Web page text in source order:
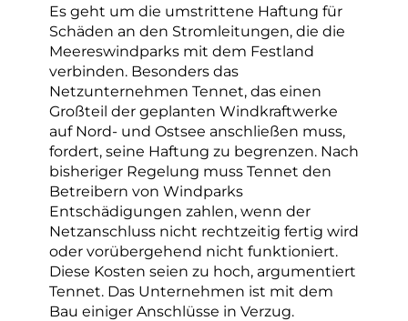
Es geht um die umstrittene Haftung für
Schäden an den Stromleitungen, die die
Meereswindparks mit dem Festland
verbinden. Besonders das
Netzunternehmen Tennet, das einen
Großteil der geplanten Windkraftwerke
auf Nord- und Ostsee anschließen muss,
fordert, seine Haftung zu begrenzen. Nach
bisheriger Regelung muss Tennet den
Betreibern von Windparks
Entschädigungen zahlen, wenn der
Netzanschluss nicht rechtzeitig fertig wird
oder vorübergehend nicht funktioniert.
Diese Kosten seien zu hoch, argumentiert
Tennet. Das Unternehmen ist mit dem
Bau einiger Anschlüsse in Verzug.